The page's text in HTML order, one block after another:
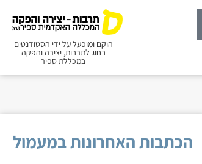
הוקם ומופעל על ידי הסטודנטים
בחוג לתרבות, יצירה והפקה
במכללת ספיר
הכתבות האחרונות במעמול